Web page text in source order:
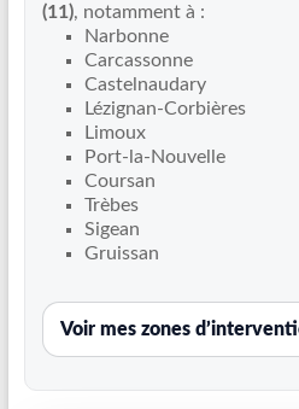
partout
réparation
canalisations
(11), notamment à :
Narbonne
Carcassonne
Castelnaudary
Lézignan-Corbières
Limoux
Port-la-Nouvelle
Coursan
Trèbes
Sigean
Gruissan
Voir mes zones